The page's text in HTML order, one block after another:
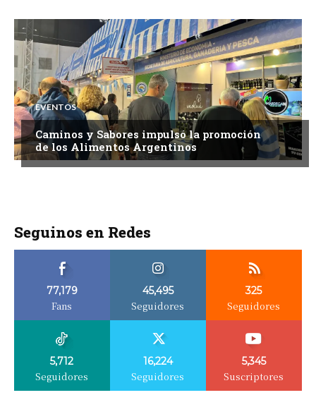
EVENTOS
Caminos y Sabores impulsó la promoción
de los Alimentos Argentinos
Seguinos en Redes
77,179
Fans
45,495
Seguidores
325
Seguidores
5,712
Seguidores
16,224
Seguidores
5,345
Suscriptores